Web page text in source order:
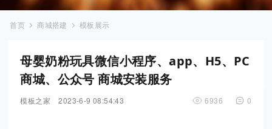
首页
›
商城搭建
›
模板展示
母婴奶粉玩具微信小程序、app、H5、PC
商城、公众号 商城安装服务
模板之家 2023-6-9 08:54:43 6936 0